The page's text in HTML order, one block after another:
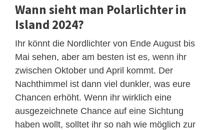
Wann sieht man Polarlichter in
Island 2024?
Ihr könnt die Nordlichter von Ende August bis
Mai sehen, aber am besten ist es, wenn ihr
zwischen Oktober und April kommt. Der
Nachthimmel ist dann viel dunkler, was eure
Chancen erhöht. Wenn ihr wirklich eine
ausgezeichnete Chance auf eine Sichtung
haben wollt, solltet ihr so nah wie möglich zur